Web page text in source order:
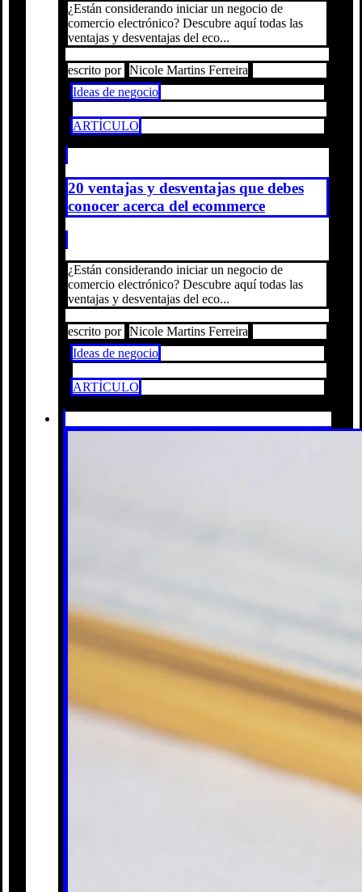
¿Están considerando iniciar un negocio de
comercio electrónico? Descubre aquí todas las
ventajas y desventajas del eco...
escrito por Nicole Martins Ferreira
Ideas de negocio
ARTÍCULO
20 ventajas y desventajas que debes
conocer acerca del ecommerce
¿Están considerando iniciar un negocio de
comercio electrónico? Descubre aquí todas las
ventajas y desventajas del eco...
escrito por Nicole Martins Ferreira
Ideas de negocio
ARTÍCULO